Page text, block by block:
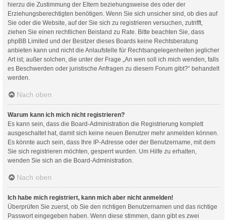
hierzu die Zustimmung der Eltern beziehungsweise des oder der
Erziehungsberechtigten benötigen. Wenn Sie sich unsicher sind, ob dies auf
Sie oder die Website, auf der Sie sich zu registrieren versuchen, zutrifft,
ziehen Sie einen rechtlichen Beistand zu Rate. Bitte beachten Sie, dass
phpBB Limited und der Besitzer dieses Boards keine Rechtsberatung
anbieten kann und nicht die Anlaufstelle für Rechtsangelegenheiten jeglicher
Art ist; außer solchen, die unter der Frage „An wen soll ich mich wenden, falls
es Beschwerden oder juristische Anfragen zu diesem Forum gibt?“ behandelt
werden.
Nach oben
Warum kann ich mich nicht registrieren?
Es kann sein, dass die Board-Administration die Registrierung komplett
ausgeschaltet hat, damit sich keine neuen Benutzer mehr anmelden können.
Es könnte auch sein, dass Ihre IP-Adresse oder der Benutzername, mit dem
Sie sich registrieren möchten, gesperrt wurden. Um Hilfe zu erhalten,
wenden Sie sich an die Board-Administration.
Nach oben
Ich habe mich registriert, kann mich aber nicht anmelden!
Überprüfen Sie zuerst, ob Sie den richtigen Benutzernamen und das richtige
Passwort eingegeben haben. Wenn diese stimmen, dann gibt es zwei